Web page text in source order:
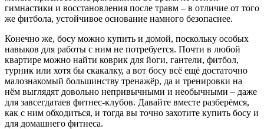
гимнастики и восстановления после травм – в отличие от того
же фитбола, устойчивое основание намного безопаснее.
Конечно же, босу можно купить и домой, поскольку особых
навыков для работы с ним не потребуется. Почти в любой
квартире можно найти коврик для йоги, гантели, фитбол,
турник или хотя бы скакалку, а вот босу всё ещё достаточно
малознакомый большинству тренажёр, да и тренировки на
нём выглядят довольно непривычными и необычными – даже
для завсегдатаев фитнес-клубов. Давайте вместе разберёмся,
как с ним обходиться, и тогда вы точно захотите купить босу и
для домашнего фитнеса.